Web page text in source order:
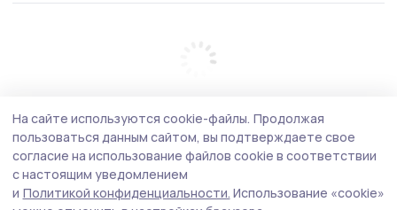
На сайте используются cookie-файлы. Продолжая
пользоваться данным сайтом, вы подтверждаете свое
согласие на использование файлов cookie в соответствии
с настоящим уведомлением
и Политикой конфиденциальности. Использование «cookie»